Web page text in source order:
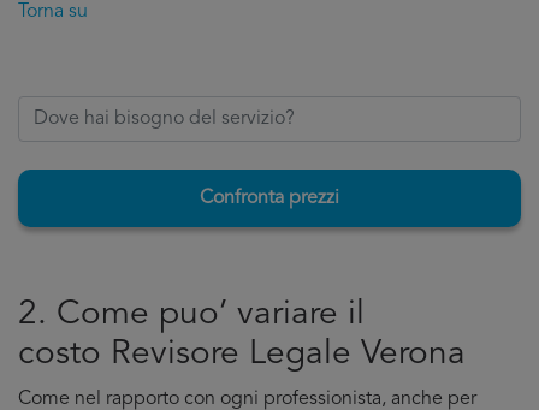
Torna su
Confronta prezzi
2. Come puo’ variare il
costo Revisore Legale Verona
Come nel rapporto con ogni professionista, anche per